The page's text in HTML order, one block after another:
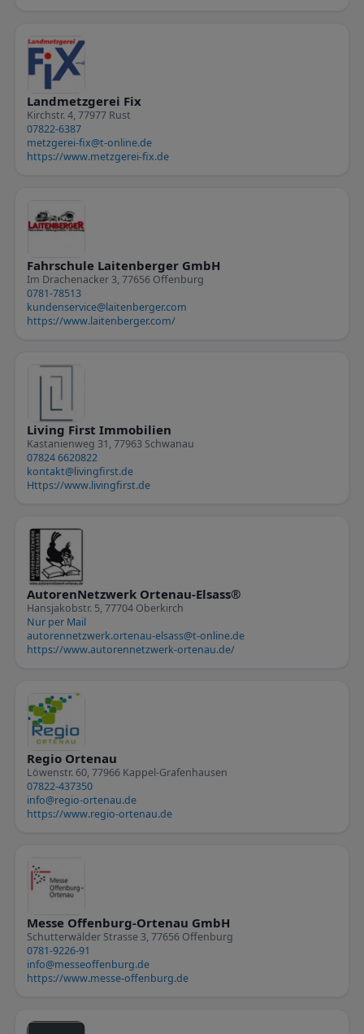
Landmetzgerei Fix
Kirchstr. 4, 77977 Rust
07822-6387
metzgerei-fix@t-online.de
https://www.metzgerei-fix.de
Fahrschule Laitenberger GmbH
Im Drachenacker 3, 77656 Offenburg
0781-78513
kundenservice@laitenberger.com
https://www.laitenberger.com/
Living First Immobilien
Kastanienweg 31, 77963 Schwanau
07824 6620822
kontakt@livingfirst.de
Https://www.livingfirst.de
AutorenNetzwerk Ortenau-Elsass®
Hansjakobstr. 5, 77704 Oberkirch
Nur per Mail
autorennetzwerk.ortenau-elsass@t-online.de
https://www.autorennetzwerk-ortenau.de/
Regio Ortenau
Löwenstr. 60, 77966 Kappel-Grafenhausen
07822-437350
info@regio-ortenau.de
https://www.regio-ortenau.de
Messe Offenburg-Ortenau GmbH
Schutterwälder Strasse 3, 77656 Offenburg
0781-9226-91
info@messeoffenburg.de
https://www.messe-offenburg.de